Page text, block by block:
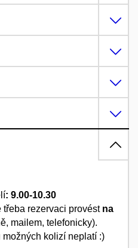
: 9.00-10.30
třeba rezervaci provést na
mailem, telefonicky).
kolizí neplatí :)